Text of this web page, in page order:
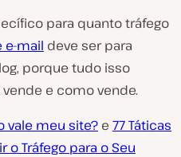
para quanto tráfego
e-mail deve ser para
porque tudo isso
e como vende.
vale meu site? e 77 Táticas
o Tráfego para o Seu